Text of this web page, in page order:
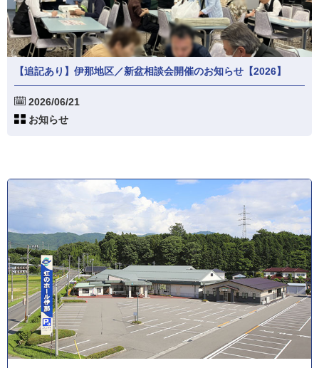
【追記あり】伊那地区／新盆相談会開催のお知らせ【2026】
2026/06/21
お知らせ